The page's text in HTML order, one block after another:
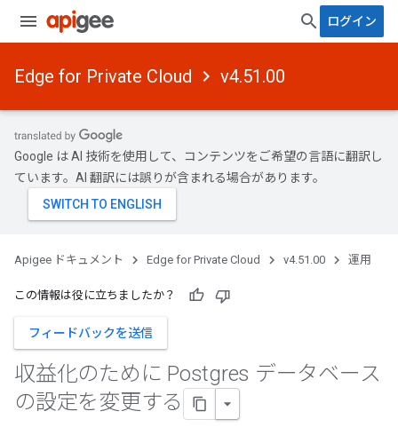
ログイン
Edge for Private Cloud v4.51.00
Google は AI 技術を使用して、コンテンツをご希望の言語に翻訳し
ています。AI 翻訳には誤りが含まれる場合があります。
Apigee ドキュメント Edge for Private Cloud v4.51.00 運用
この情報は役に立ちましたか？
フィードバックを送信
収益化のために Postgres データベース
の設定を変更する